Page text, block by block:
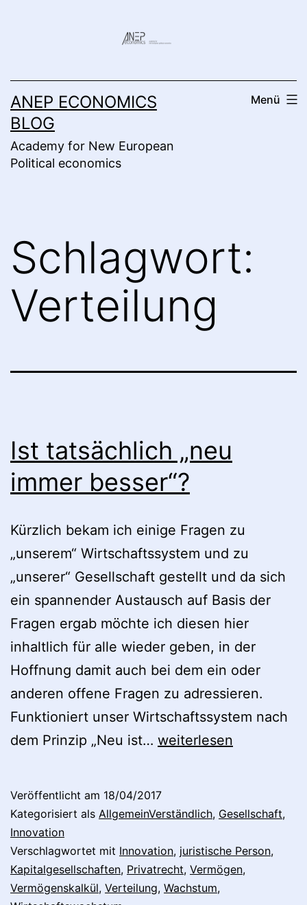
ANEP ECONOMICS
BLOG
Academy for New European
Political economics
Menü
Schlagwort:
Verteilung
Ist tatsächlich „neu
immer besser“?
Kürzlich bekam ich einige Fragen zu
„unserem“ Wirtschaftssystem und zu
„unserer“ Gesellschaft gestellt und da sich
ein spannender Austausch auf Basis der
Fragen ergab möchte ich diesen hier
inhaltlich für alle wieder geben, in der
Hoffnung damit auch bei dem ein oder
anderen offene Fragen zu adressieren.
Funktioniert unser Wirtschaftssystem nach
dem Prinzip „Neu ist… Ist
immer
weiterlesen
Veröffentlicht am 18/04/2017
Kategorisiert als AllgemeinVerständlich, Gesellschaft,
Innovation
Verschlagwortet mit Innovation, juristische Person,
Kapitalgesellschaften, Privatrecht, Vermögen,
Vermögenskalkül, Verteilung, Wachstum,